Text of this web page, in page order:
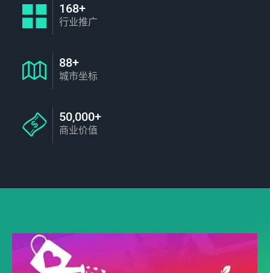
168+
行业推广
88+
城市坐标
50,000+
商业价值